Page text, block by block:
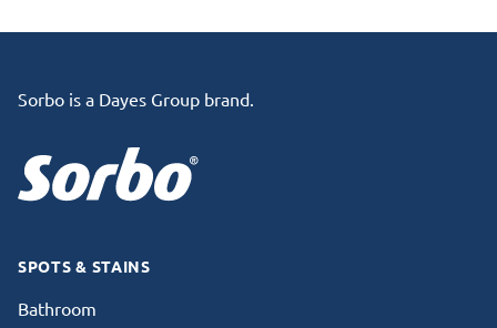
Sorbo is a Dayes Group brand.
SPOTS & STAINS
Bathroom